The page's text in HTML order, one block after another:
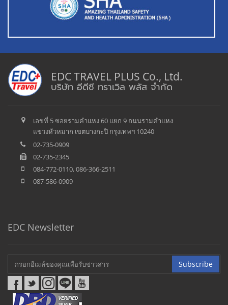
EDC TRAVEL PLUS Co., Ltd.
บริษัท อีดีซี ทราเวิล พลัส จำกัด
เลขที่ 5 ซอยรามคำแหง 60 แยก 9 ถนนรามคำแหง
แขวงหัวหมาก เขตบางกะปิ กรุงเทพฯ 10240
02-735-0909
02-735-2345
084-772-0110, 086-366-2511
087-586-0909
EDC Newsletter
Subscribe